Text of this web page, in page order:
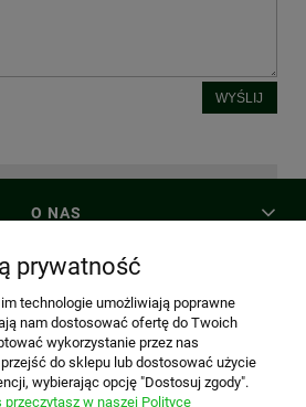
WYŚLIJ
O NAS
MOJE KONTO
I DOSTAWA
prywatność
technologie umożliwiają poprawne
nam dostosować ofertę do Twoich
wykorzystanie przez nas
do sklepu lub dostosować użycie
wybierając opcję "Dostosuj zgody".
w naszej Polityce